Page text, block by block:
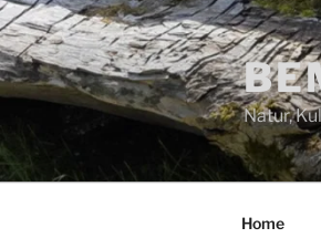
Zum
Inhalt
springen
Natur,
Home